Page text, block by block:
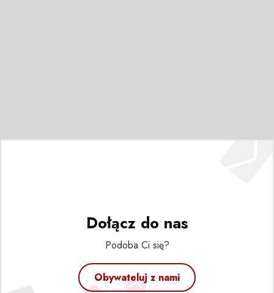
Dołącz do nas
Podoba Ci się?
Obywateluj z nami